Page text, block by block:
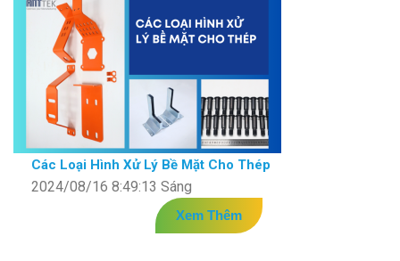
Các Loại Hình Xử Lý Bề Mặt Cho Thép
2024/08/16 8:49:13 Sáng
Xem Thêm